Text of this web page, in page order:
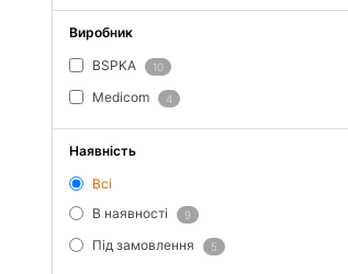
Виробник
BSPKA 10
Medicom 4
Наявність
Всі
В наявності
9
Під замовлення 5